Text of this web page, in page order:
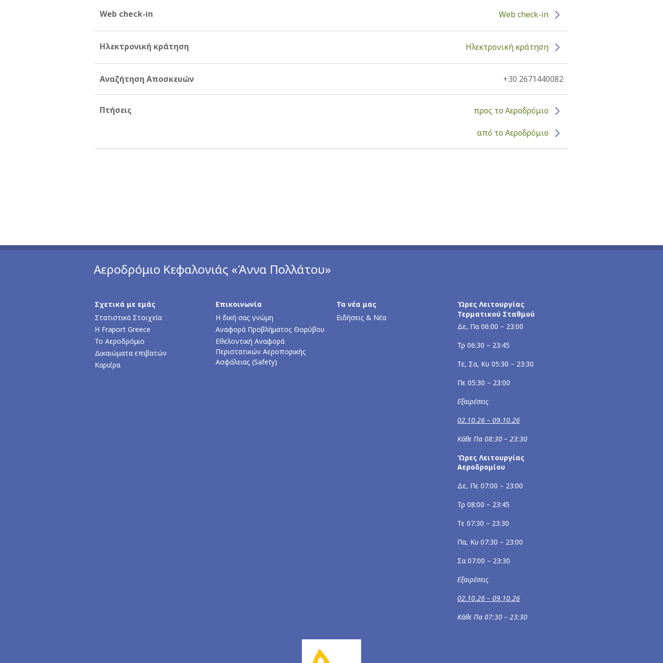
Web check-in Web check-in
Ηλεκτρονική κράτηση Ηλεκτρονική κράτηση
Αναζήτηση Αποσκευών +30 2671440082
Πτήσεις προς το Αεροδρόμιο
από το Αεροδρόμιο
Αεροδρόμιο Κεφαλονιάς «Άννα Πολλάτου»
Σχετικά με εμάς
Στατιστικά Στοιχεία
Η Fraport Greece
Το Αεροδρόμιο
Δικαιώματα επιβατών
Καριέρα
Επικοινωνία
Η δική σας γνώμη
Αναφορά Προβλήματος Θορύβου
Εθελοντική Αναφορά
Περιστατικών Αεροπορικής
Ασφάλειας (Safety)
Τα νέα μας
Ειδήσεις & Νέα
Ώρες Λειτουργίας
Τερματικού Σταθμού
Δε, Πα 06:00 – 23:00
Τρ 06:30 – 23:45
Τε, Σα, Κυ 05:30 – 23:30
Πε 05:30 – 23:00
Εξαιρέσεις
02.10.26 – 09.10.26
Κάθε Πα 08:30 – 23:30
Ώρες Λειτουργίας
Αεροδρομίου
Δε, Πε 07:00 – 23:00
Τρ 08:00 – 23:45
Τε 07:30 – 23:30
Πα, Κυ 07:30 – 23:00
Σα 07:00 – 23:30
Εξαιρέσεις
02.10.26 – 09.10.26
Κάθε Πα 07:30 – 23:30